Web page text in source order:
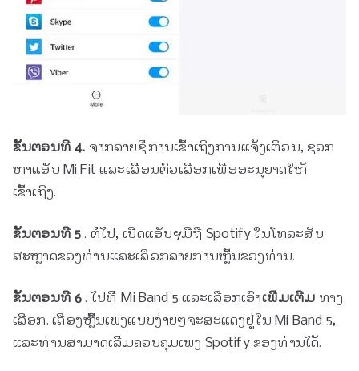
ຂັ້ນຕອນທີ 4. ຈາກລາຍຊື່ການເຂົ້າເຖິງການແຈ້ງເຕືອນ, ຊອກ
ຫາແອັບ Mi Fit ແລະເລື່ອນຕົວເລືອກເພື່ອອະນຸຍາດໃຫ້
ເຂົ້າເຖິງ.
ຂັ້ນຕອນທີ 5. ຕໍ່ໄປ, ເປີດແອັບຯມືຖື Spotify ໃນໂທລະສັບ
ສະຫຼາດຂອງທ່ານແລະເລືອກລາຍການຫຼິ້ນຂອງທ່ານ.
ຂັ້ນຕອນທີ 6. ໄປ​ທີ່ Mi Band 5 ແລະ​ເລືອກ​ເອົາ​ເພີ່ມເຕີມທາງ
ເລືອກ. ເຄື່ອງຫຼິ້ນເພງແບບງ່າຍໆຈະສະແດງຢູ່ໃນ Mi Band 5,
ແລະທ່ານສາມາດເລີ່ມຄວບຄຸມເພງ Spotify ຂອງທ່ານໄດ້.